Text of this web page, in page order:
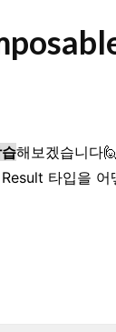
해보겠습니다
타입을